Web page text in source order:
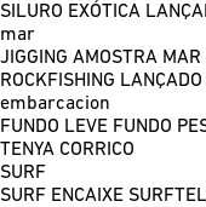
SILURO EXÓTICA
mar
JIGGING AMOSTRA MAR
ROCKFISHING
embarcacion
FUNDO LEVE FUNDO
TENYA CORRICO
SURF
SURF ENCAIXE